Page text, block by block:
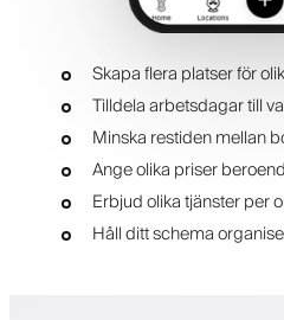
Skapa flera platser för
Tilldela arbetsdagar till
Minska restiden mellan
Ange olika priser
Erbjud olika tjänster per
Håll ditt schema